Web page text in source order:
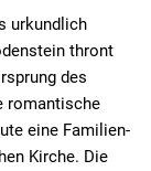
urkundlich
thront
des
romantische
eine Familien-
Kirche. Die